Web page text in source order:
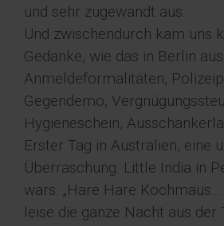
und sehr zugewandt aus.
Und zwischendurch kam uns
Gedanke, wie das in Berlin
Anmeldeformalitäten,
Gegendemo,
Hygieneschein,
Erster Tag in Australien, eine
Überraschung. Little India in
wars. „Hare Hare
leise die ganze Nacht aus der